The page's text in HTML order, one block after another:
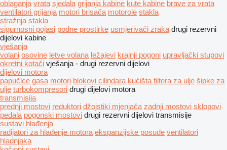
oblaganja vrata sjedala grijanja kabine kute kabine brave za vrata
ventilatori grijanja motori brisača motorole stakla
stražnja stakla
sigurnosni pojasi podne prostirke usmjerivači zraka drugi rezervni
dijelovi kabine
vješanja
volani osovine letve volana ležajevi krajnji pogoni upravljački stupovi
okretni kotači vješanja - drugi rezervni dijelovi
dijelovi motora
papučice gasa motori blokovi cilindara kućišta filtera za ulje šipke za
ulje turbokompresori drugi dijelovi motora
transmisija
prednji mostovi reduktori džojstiki mjenjača zadnji mostovi sklopovi
pedala pogonski mostovi drugi rezervni dijelovi transmisije
sustavi hlađenja
radijatori za hlađenje motora ekspanzijske posude ventilatori
hladnjaka